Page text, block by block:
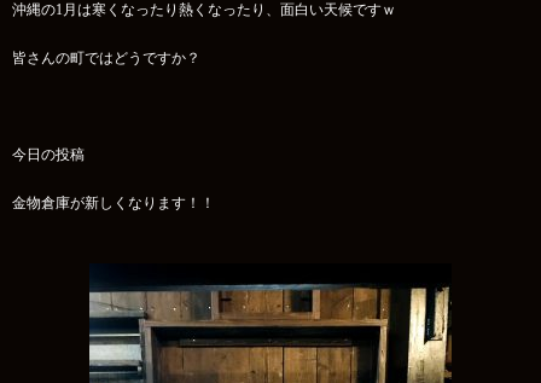
沖縄の1月は寒くなったり熱くなったり、面白い天候ですｗ
皆さんの町ではどうですか？
今日の投稿
金物倉庫が新しくなります！！